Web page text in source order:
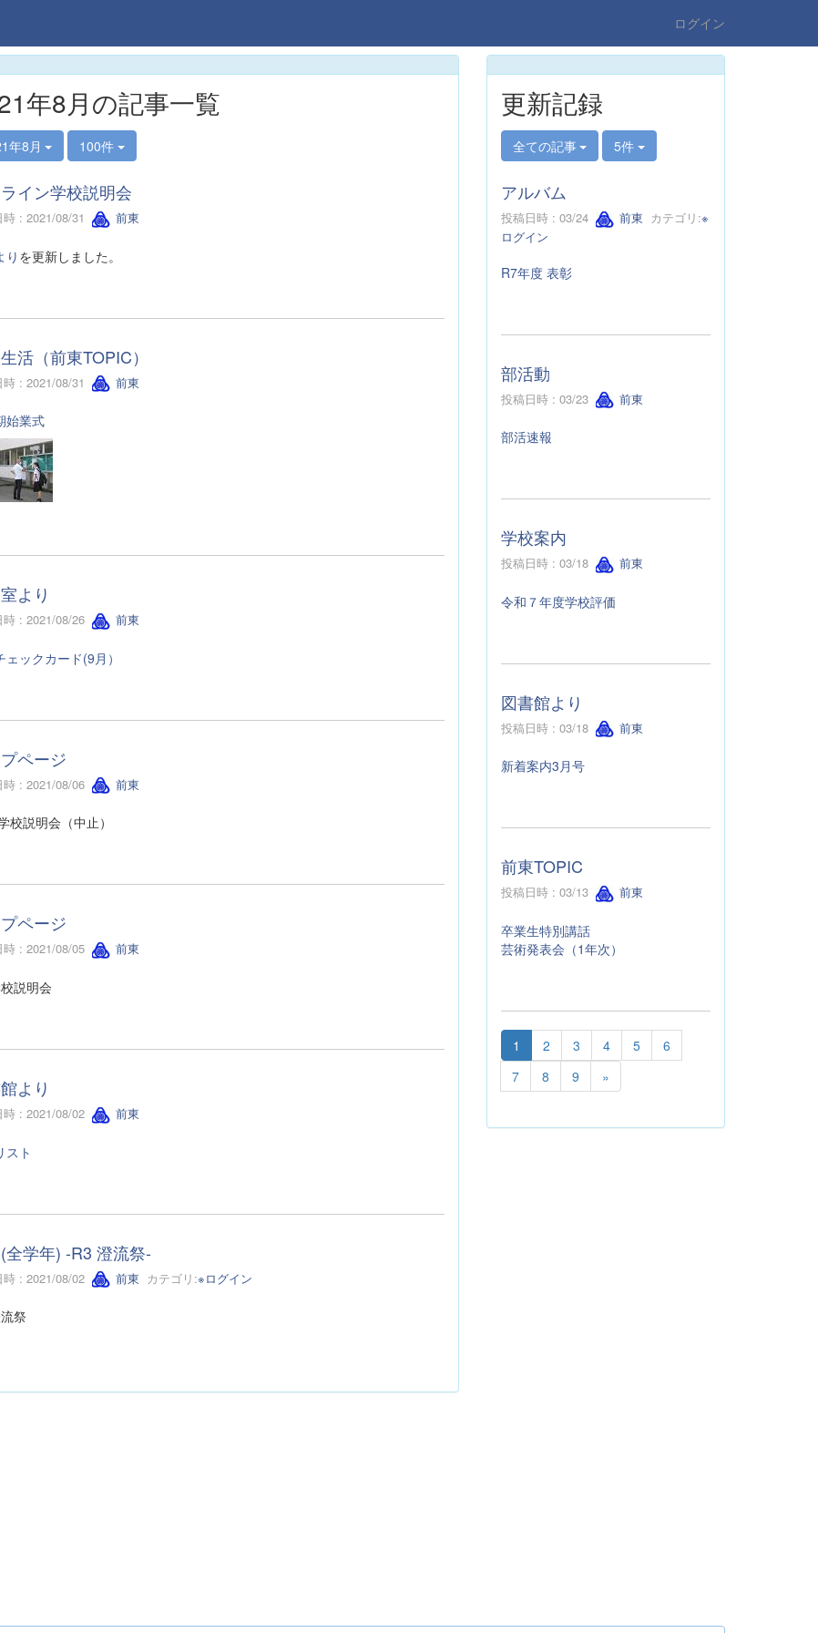
ログイン
年8月の記事一覧
年8月 100件
イン学校説明会
: 2021/08/31 前東
り を更新しました。
活（前東TOPIC）
: 2021/08/31 前東
始業式
より
時 : 2021/08/26 前東
ェックカード(9月）
ページ
時 : 2021/08/06 前東
説明会（中止）
ページ
時 : 2021/08/05 前東
説明会
より
時 : 2021/08/02 前東
スト
全学年) -R3 澄流祭-
時 : 2021/08/02 前東 カテゴリ:※ログイン
祭
更新記録
全ての記事 5件
アルバム
投稿日時 : 03/24 前東 カテゴリ:※
ログイン
R7年度 表彰
部活動
投稿日時 : 03/23 前東
部活速報
学校案内
投稿日時 : 03/18 前東
令和７年度学校評価
図書館より
投稿日時 : 03/18 前東
新着案内3月号
前東TOPIC
投稿日時 : 03/13 前東
卒業生特別講話
芸術発表会（1年次）
1 2 3 4 5
6
7
8 9 »